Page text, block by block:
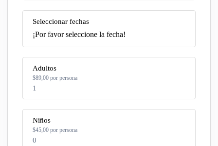
Seleccionar fechas
¡Por favor seleccione la fecha!
Adultos
$89,00 por persona
1
Número
Niños
$45,00 por persona
0